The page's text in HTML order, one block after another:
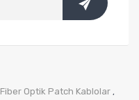
Fiber Optik Patch Kablolar ,